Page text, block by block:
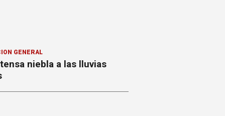
GENERAL
niebla a las lluvias